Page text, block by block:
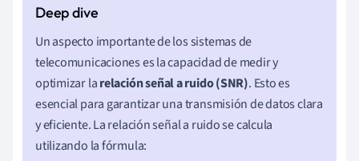
Un aspecto importante de los sistemas de
telecomunicaciones es la capacidad de medir y
optimizar larelación señal a ruido (SNR). Esto es
esencial para garantizar una transmisión de datos clara
y eficiente. La relación señal a ruido se calcula
utilizando la fórmula: